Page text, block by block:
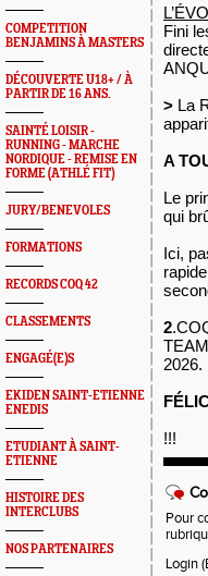
COMPETITION
BENJAMINS À MASTERS
DÉCOUVERTE U18+ / À
PARTIR DE 16 ANS.
SAINTÉ LOISIR -
RUNNING - MARCHE
NORDIQUE - REMISE EN
FORME (ATHLÉ FIT)
JURY/BENEVOLES
FORMATIONS
RECORDS COQ 42
CLASSEMENTS
ENGAGÉ(E)S
EKIDEN SAINT-ETIENNE
ENEDIS
ETUDIANT À SAINT-
ETIENNE
HISTOIRE DES
INTERCLUBS
NOS PARTENAIRES
Fini
> La
A
Le
qui
Ici,
2
2026.
!!!
Pour
Login